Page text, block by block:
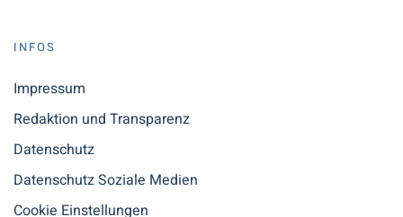
INFOS
Impressum
Redaktion und Transparenz
Datenschutz
Datenschutz Soziale Medien
Cookie Einstellungen